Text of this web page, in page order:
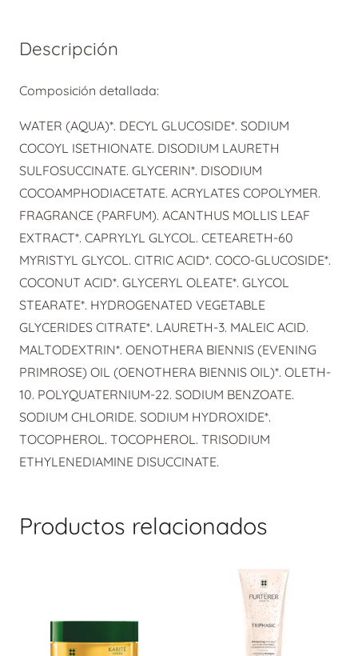
Rizos
Curl
cantidad
Descripción
Composición detallada:
WATER (AQUA)*. DECYL GLUCOSIDE*. SODIUM
COCOYL ISETHIONATE. DISODIUM LAURETH
SULFOSUCCINATE. GLYCERIN*. DISODIUM
COCOAMPHODIACETATE. ACRYLATES COPOLYMER.
FRAGRANCE (PARFUM). ACANTHUS MOLLIS LEAF
EXTRACT*. CAPRYLYL GLYCOL. CETEARETH-60
MYRISTYL GLYCOL. CITRIC ACID*. COCO-GLUCOSIDE*.
COCONUT ACID*. GLYCERYL OLEATE*. GLYCOL
STEARATE*. HYDROGENATED VEGETABLE
GLYCERIDES CITRATE*. LAURETH-3. MALEIC ACID.
MALTODEXTRIN*. OENOTHERA BIENNIS (EVENING
PRIMROSE) OIL (OENOTHERA BIENNIS OIL)*. OLETH-
10. POLYQUATERNIUM-22. SODIUM BENZOATE.
SODIUM CHLORIDE. SODIUM HYDROXIDE*.
TOCOPHEROL. TOCOPHEROL. TRISODIUM
ETHYLENEDIAMINE DISUCCINATE.
Productos relacionados